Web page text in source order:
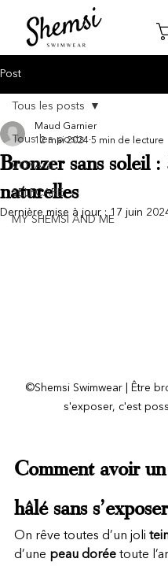
Post
Tous les posts
VOYAGE
SELFCARE
MY SHEMSI AND ME
Tous les posts
Bronzer sans soleil :
naturelles
Maud Garnier
12 mai 2024 5 min de lecture
Dernière mise à jour :17 juin
©Shemsi Swimwear | Être
s'exposer, c'est
Comment avoir
hâlé sans
On rêve toutes d’un joli
d’une peau dorée toute